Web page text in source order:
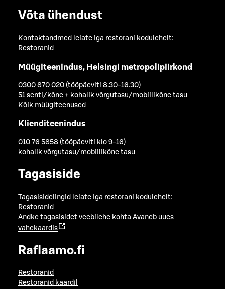
Võta ühendust
Kontaktandmed leiate iga restorani kodulehelt:
Restoranid
Müügiteenindus, Helsingi metropolipiirkond
0300 870 020 (tööpäeviti 8.30-16.30)
51 senti/kõne + kohalik võrgutasu/mobiilikõne tasu
Kõik müügiteenused
Klienditeenindus
010 76 5858 (tööpäeviti klo 9-16)
kohalik võrgutasu/mobiilikõne tasu
Tagasiside
Tagasisidelingid leiate iga restorani kodulehelt:
Restoranid
Andke tagasisidet veebilehe kohta Avaneb uues
vahekaardis
Raflaamo.fi
Restoranid
Restoranid kaardil